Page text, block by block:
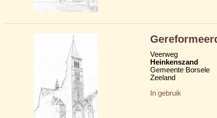
Veerweg
Heinkenszand
Gemeente Borsele
Zeeland
In gebruik